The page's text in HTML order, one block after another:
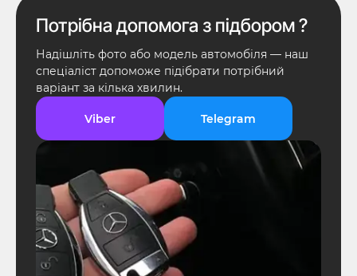
Потрібна допомога з підбором ?
Надішліть фото або модель автомобіля — наш
спеціаліст допоможе підібрати потрібний
варіант за кілька хвилин.
Viber Telegram